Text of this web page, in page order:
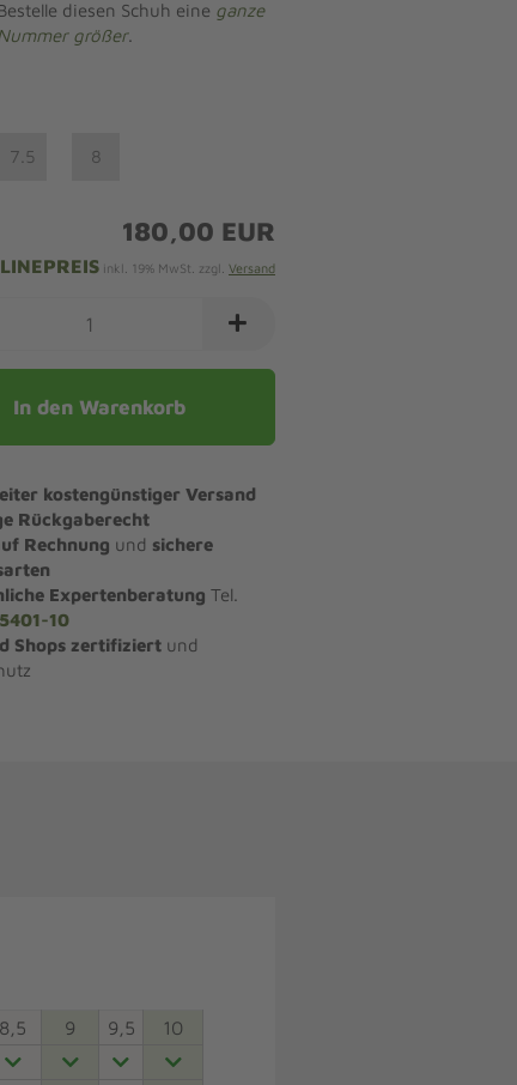
diesen Schuh eine ganze
größer.
7.5 8
180,00 EUR
inkl. 19% MwSt. zzgl. Versand
In den Warenkorb
kostengünstiger Versand
Rückgaberecht
Rechnung und sichere
Expertenberatung Tel.
10
Shops zertifiziertund
8,5 9 9,5 10